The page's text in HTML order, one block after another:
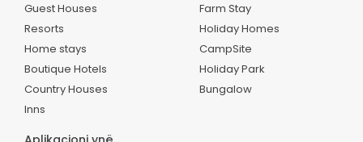
Guest Houses
Resorts
Home stays
Boutique Hotels
Country Houses
Inns
Farm Stay
Holiday Homes
CampSite
Holiday Park
Bungalow